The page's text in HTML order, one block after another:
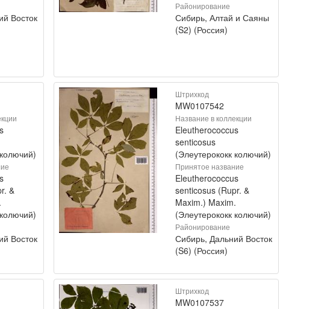
Восток
Районирование
Сибирь, Алтай и Саяны
(S2) (Россия)
&
Восток
Штрихкод
MW0107542
Название в коллекции
Eleutherococcus
senticosus
(Элеутерококк колючий)
Принятое название
Eleutherococcus
senticosus (Rupr. &
Maxim.) Maxim.
(Элеутерококк колючий)
Районирование
Сибирь, Дальний Восток
(S6) (Россия)
Штрихкод
MW0107537